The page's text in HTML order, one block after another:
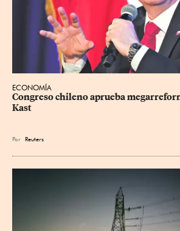
ECONOMÍA
Congreso chileno aprueba
Kast
Por Reuters